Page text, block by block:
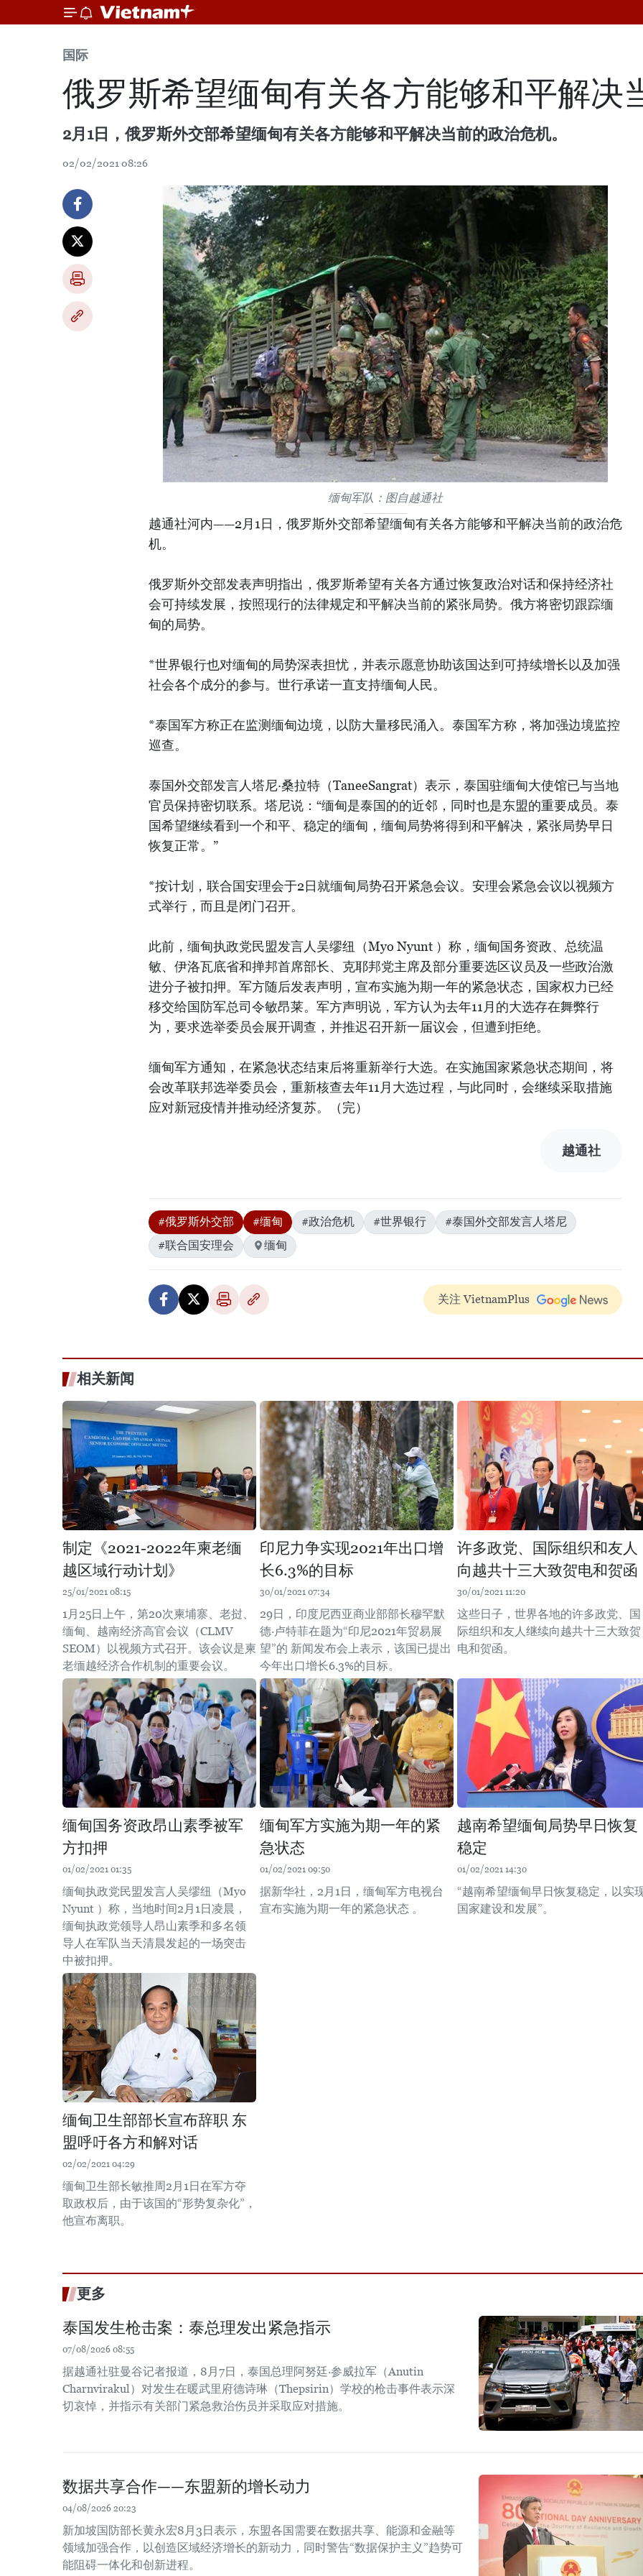
国际
俄罗斯希望缅甸有关各方能够和平解决
2月1日，俄罗斯外交部希望缅甸有关各方能够和平解决当前的政治危机。
02/02/2021 08:26
缅甸军队：图自越通社
越通社河内——2月1日，俄罗斯外交部希望缅甸有关各方能够和平解决当前的政治危
机。
俄罗斯外交部发表声明指出，俄罗斯希望有关各方通过恢复政治对话和保持经济社
会可持续发展，按照现行的法律规定和平解决当前的紧张局势。俄方将密切跟踪缅
甸的局势。
*世界银行也对缅甸的局势深表担忧，并表示愿意协助该国达到可持续增长以及加强
社会各个成分的参与。世行承诺一直支持缅甸人民。
*泰国军方称正在监测缅甸边境，以防大量移民涌入。泰国军方称，将加强边境监控
巡查。
泰国外交部发言人塔尼·桑拉特（TaneeSangrat）表示，泰国驻缅甸大使馆已与当地
官员保持密切联系。塔尼说：“缅甸是泰国的的近邻，同时也是东盟的重要成员。泰
国希望继续看到一个和平、稳定的缅甸，缅甸局势将得到和平解决，紧张局势早日
恢复正常。”
*按计划，联合国安理会于2日就缅甸局势召开紧急会议。安理会紧急会议以视频方
式举行，而且是闭门召开。
此前，缅甸执政党民盟发言人吴缪纽（Myo Nyunt ）称，缅甸国务资政、总统温
敏、伊洛瓦底省和掸邦首席部长、克耶邦党主席及部分重要选区议员及一些政治激
进分子被扣押。军方随后发表声明，宣布实施为期一年的紧急状态，国家权力已经
移交给国防军总司令敏昂莱。军方声明说，军方认为去年11月的大选存在舞弊行
为，要求选举委员会展开调查，并推迟召开新一届议会，但遭到拒绝。
缅甸军方通知，在紧急状态结束后将重新举行大选。在实施国家紧急状态期间，将
会改革联邦选举委员会，重新核查去年11月大选过程，与此同时，会继续采取措施
应对新冠疫情并推动经济复苏。（完）
越通社
#俄罗斯外交部 #缅甸 #政治危机 #世界银行
#泰国外交部发言人塔尼
#联合国安理会
缅甸
关注 VietnamPlus
相关新闻
制定《2021-2022年柬老缅
越区域行动计划》
25/01/2021 08:15
1月25日上午，第20次柬埔寨、老挝、
缅甸、越南经济高官会议（CLMV
SEOM）以视频方式召开。该会议是柬
老缅越经济合作机制的重要会议。
印尼力争实现2021年出口增
长6.3%的目标
30/01/2021 07:34
29日，印度尼西亚商业部部长穆罕默
德·卢特菲在题为“印尼2021年贸易展
望”的 新闻发布会上表示，该国已提出
今年出口增长6.3%的目标。
许多政党、国际组织和友人
向越共十三大致贺电和贺函
30/01/2021 11:20
这些日子，世界各地的许多政党、国
际组织和友人继续向越共十三大致贺
电和贺函。
缅甸国务资政昂山素季被军
方扣押
01/02/2021 01:35
缅甸执政党民盟发言人吴缪纽（Myo
Nyunt ）称，当地时间2月1日凌晨，
缅甸执政党领导人昂山素季和多名领
导人在军队当天清晨发起的一场突击
中被扣押。
缅甸军方实施为期一年的紧
急状态
01/02/2021 09:50
据新华社，2月1日，缅甸军方电视台
宣布实施为期一年的紧急状态 。
越南希望缅甸局势早日恢复
稳定
01/02/2021 14:30
“越南希望缅甸早日恢复稳定，以实
国家建设和发展”。
缅甸卫生部部长宣布辞职 东
盟呼吁各方和解对话
02/02/2021 04:29
缅甸卫生部长敏推周2月1日在军方夺
取政权后，由于该国的“形势复杂化”，
他宣布离职。
更多
泰国发生枪击案：泰总理发出紧急指示
07/08/2026 08:55
据越通社驻曼谷记者报道，8月7日，泰国总理阿努廷·参威拉军（Anutin
Charnvirakul）对发生在暖武里府德诗琳（Thepsirin）学校的枪击事件表示深
切哀悼，并指示有关部门紧急救治伤员并采取应对措施。
数据共享合作——东盟新的增长动力
04/08/2026 20:23
新加坡国防部长黄永宏8月3日表示，东盟各国需要在数据共享、能源和金融等
领域加强合作，以创造区域经济增长的新动力，同时警告“数据保护主义”趋势可
能阻碍一体化和创新进程。